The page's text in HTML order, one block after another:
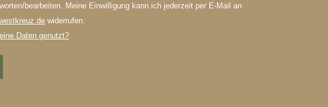
bearbeiten. Meine Einwilligung kann ich jederzeit per E-Mail an
widerrufen.
Daten genutzt?